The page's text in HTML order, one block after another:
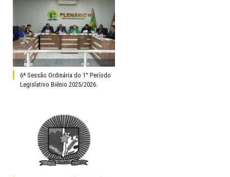
6ª Sessão Ordinária do 1° Período
Legislativo Biênio 2025/2026.